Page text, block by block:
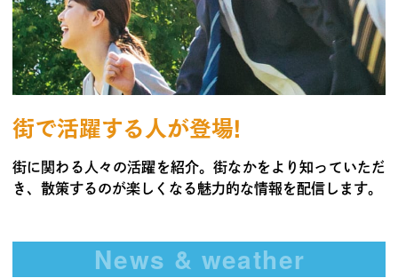
街で活躍する人が登場!
街に関わる人々の活躍を紹介。街なかをより知っていただ
き、散策するのが楽しくなる魅力的な情報を配信します。
News & weather